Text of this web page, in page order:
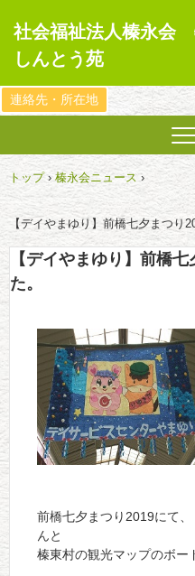
社会福祉法人榛永会
しんとう苑
連絡先・所在地
トップ › 榛永会ニュース ›
【デイやまゆり】前橋七夕まつり
【デイやまゆり】前橋
た。
前橋七夕まつり2019にて
んと
榛東村の観光マップのボー